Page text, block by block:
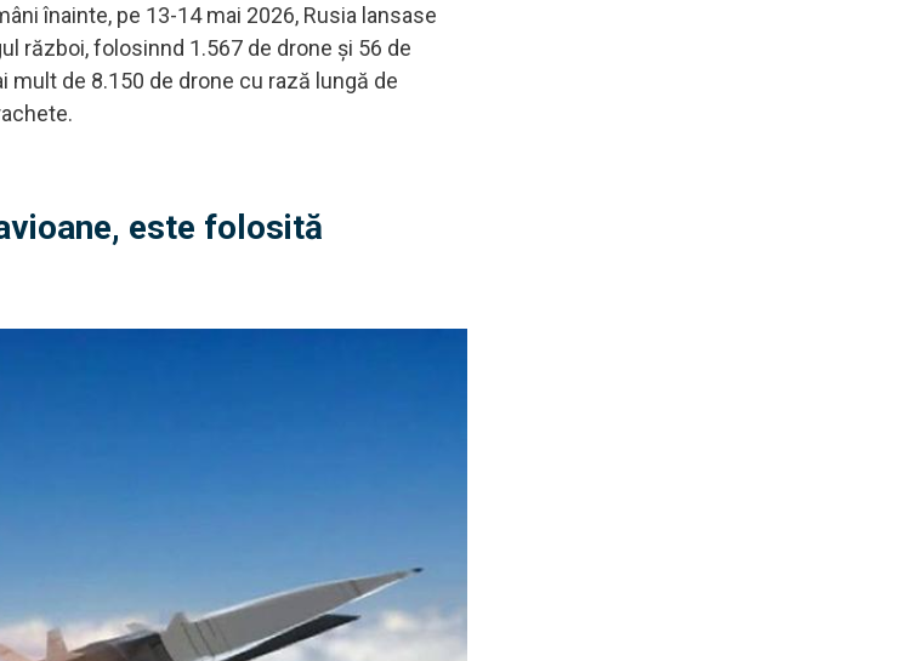
înainte, pe 13-14 mai 2026, Rusia lansase
război, folosinnd 1.567 de drone și 56 de
mult de 8.150 de drone cu rază lungă de
este folosită